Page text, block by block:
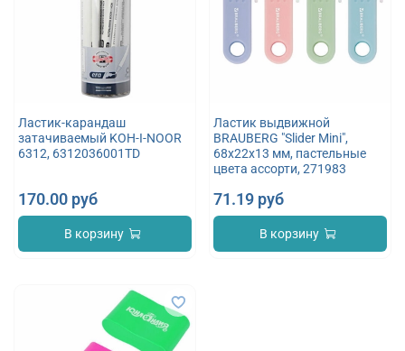
Ластик-карандаш
затачиваемый KOH-I-NOOR
6312, 6312036001TD
170.00 руб
В корзину
Ластик выдвижной
BRAUBERG "Slider Mini",
68х22х13 мм, пастельные
цвета ассорти, 271983
71.19 руб
В корзину